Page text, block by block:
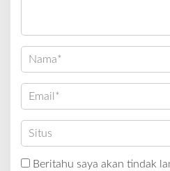
Beritahu saya akan tindak